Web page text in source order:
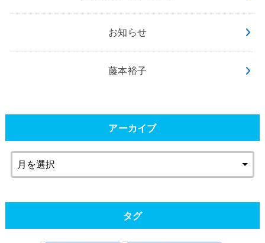
お知らせ
藤本裕子
アーカイブ
タグ